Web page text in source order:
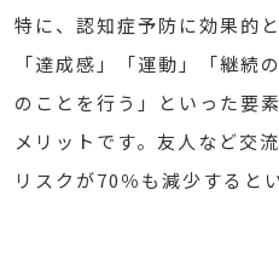
特に、認知症予防に効果的
「達成感」「運動」「継続
のことを行う」といった要
メリットです。友人など交
リスクが70％も減少すると